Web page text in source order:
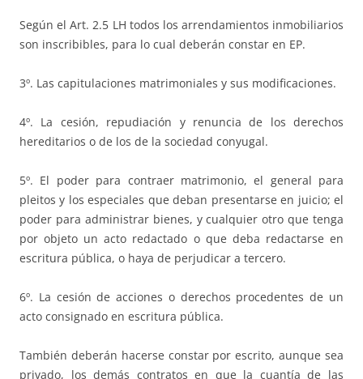
Según el Art. 2.5 LH todos los arrendamientos inmobiliarios
son inscribibles, para lo cual deberán constar en EP.
3º. Las capitulaciones matrimoniales y sus modificaciones.
4º. La cesión, repudiación y renuncia de los derechos
hereditarios o de los de la sociedad conyugal.
5º. El poder para contraer matrimonio, el general para
pleitos y los especiales que deban presentarse en juicio; el
poder para administrar bienes, y cualquier otro que tenga
por objeto un acto redactado o que deba redactarse en
escritura pública, o haya de perjudicar a tercero.
6º. La cesión de acciones o derechos procedentes de un
acto consignado en escritura pública.
También deberán hacerse constar por escrito, aunque sea
privado, los demás contratos en que la cuantía de las